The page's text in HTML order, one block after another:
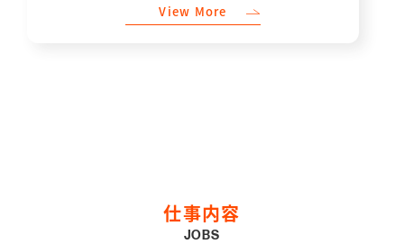
View More
仕事内容
JOBS